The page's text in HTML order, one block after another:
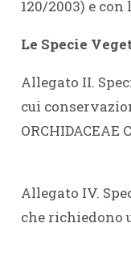
120/2003) e con
Le Specie
Allegato II.
cui
Allegato IV.
che richiedono